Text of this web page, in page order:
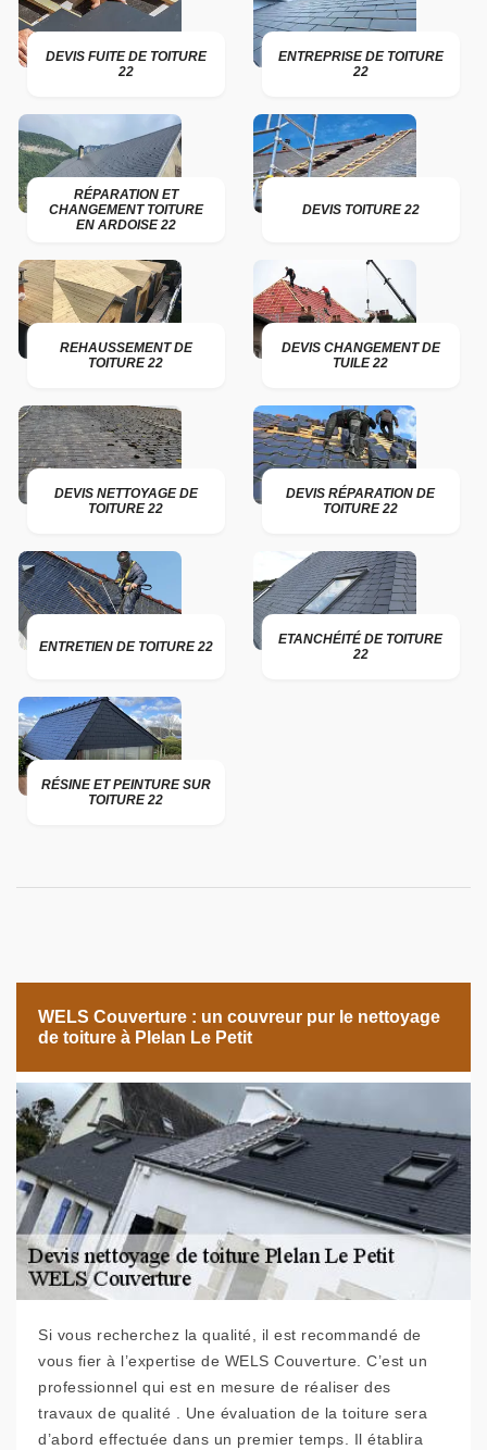
DEVIS FUITE DE TOITURE
22
ENTREPRISE DE TOITURE
22
RÉPARATION ET
CHANGEMENT TOITURE
EN ARDOISE 22
DEVIS TOITURE 22
REHAUSSEMENT DE
TOITURE 22
DEVIS CHANGEMENT DE
TUILE 22
DEVIS NETTOYAGE DE
TOITURE 22
DEVIS RÉPARATION DE
TOITURE 22
ENTRETIEN DE TOITURE 22
ETANCHÉITÉ DE TOITURE
22
RÉSINE ET PEINTURE SUR
TOITURE 22
WELS Couverture : un couvreur pur le nettoyage
de toiture à Plelan Le Petit
Si vous recherchez la qualité, il est recommandé de
vous fier à l’expertise de WELS Couverture. C’est un
professionnel qui est en mesure de réaliser des
travaux de qualité . Une évaluation de la toiture sera
d’abord effectuée dans un premier temps. Il établira